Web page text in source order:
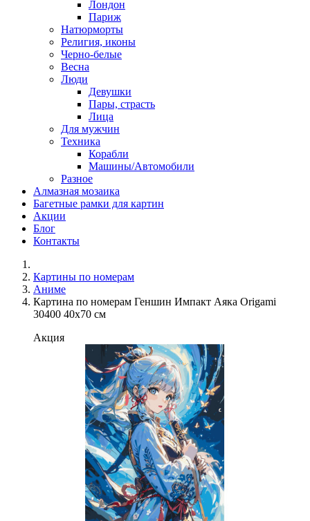
Лондон
Париж
Натюрморты
Религия, иконы
Черно-белые
Весна
Люди
Девушки
Пары, страсть
Лица
Для мужчин
Техника
Корабли
Машины/Автомобили
Разное
Алмазная мозаика
Багетные рамки для картин
Акции
Блог
Контакты
Картины по номерам
Аниме
Картина по номерам Геншин Импакт Аяка Origami
30400 40x70 см
Акция